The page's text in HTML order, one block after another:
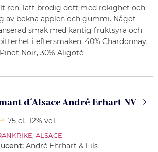
ren, lätt brödig doft med rökighet och
av bokna äpplen och gummi. Något
smak med kantig fruktsyra och
i eftersmaken. 40% Chardonnay,
Noir, 30% Aligoté
d´Alsace André Erhart NV
75 cl, 12% vol.
ALSACE
André Ehrhart & Fils